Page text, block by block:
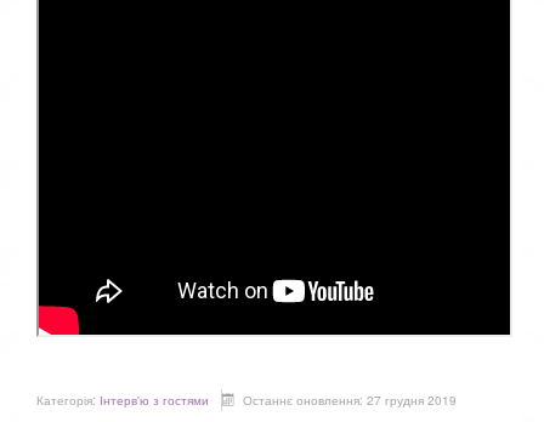
Категорія: Інтерв'ю з гостями Останнє оновлення: 27 грудня 2019